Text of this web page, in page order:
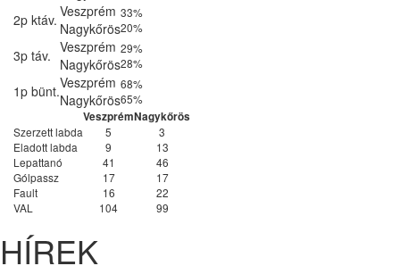
2p ktáv. Veszprém
Nagykőrös
33%
20%
3p táv. Veszprém
Nagykőrös
29%
28%
1p bünt.Veszprém
Nagykőrös
68%
65%
VeszprémNagykőrös
Szerzett labda
5
3
Eladott labda
9
13
Lepattanó
41
46
Gólpassz
17
17
Fault
16
22
VAL
104 99
HÍREK